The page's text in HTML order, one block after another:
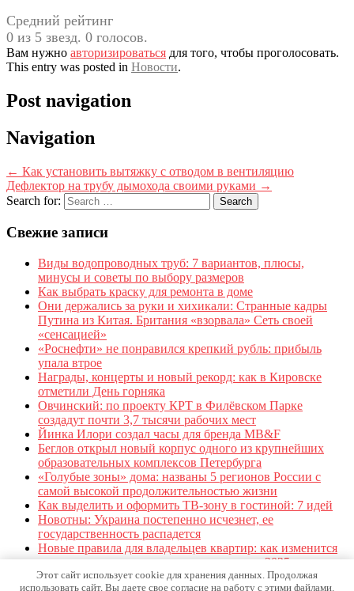
Средний рейтинг
0 из 5 звезд. 0 голосов.
Вам нужно авторизироваться для того, чтобы проголосовать.
This entry was posted in Новости.
Post navigation
Navigation
← Как установить вытяжку с отводом в вентиляцию
Дефлектор на трубу дымохода своими руками →
Search for:
Свежие записи
Виды водопроводных труб: 7 вариантов, плюсы,
минусы и советы по выбору размеров
Как выбрать краску для ремонта в доме
Они держались за руки и хихикали: Странные кадры
Путина из Китая. Британия «взорвала» Сеть своей
«сенсацией»
«Роснефти» не понравился крепкий рубль: прибыль
упала втрое
Награды, концерты и новый рекорд: как в Кировске
отметили День горняка
Овчинский: по проекту КРТ в Филёвском Парке
создадут почти 3,7 тысячи рабочих мест
Йинка Илори создал часы для бренда MB&F
Беглов открыл новый корпус одного из крупнейших
образовательных комплексов Петербурга
«Голубые зоны» дома: названы 5 регионов России с
самой высокой продолжительностью жизни
Как выделить и оформить ТВ-зону в гостиной: 7 идей
Новотны: Украина постепенно исчезнет, ее
государственность распадется
Новые правила для владельцев квартир: как изменится
жизнь в многоквартирных домах с осени 2025 года
Этот сайт использует cookie для хранения данных. Продолжая
использовать сайт, Вы даете свое согласие на работу с этими файлами.